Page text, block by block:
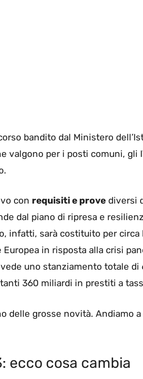
bandito dal Ministero
valgono per i posti comuni, gli
con requisiti e prove diversi
dal piano di ripresa e
infatti, sarà costituito per circa
in risposta alla crisi
uno stanziamento totale di
360 miliardi in prestiti a
delle grosse novità. Andiamo
ecco cosa cambia